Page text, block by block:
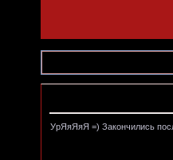
УрЯяЯяЯ =) Закончились